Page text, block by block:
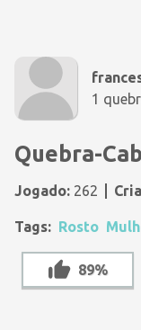
1
Quebra-
Jogado: 262
Tags: Rosto
89%